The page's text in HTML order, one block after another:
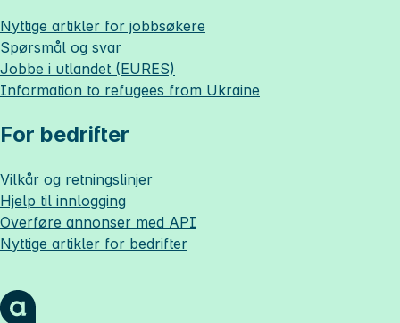
Nyttige artikler for jobbsøkere
Spørsmål og svar
Jobbe i utlandet (EURES)
Information to refugees from Ukraine
For bedrifter
Vilkår og retningslinjer
Hjelp til innlogging
Overføre annonser med API
Nyttige artikler for bedrifter